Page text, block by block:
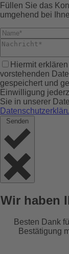
Füllen Sie das
umgehend bei
Hiermit
vorstehenden
gespeichert und
Einwilligung
Sie in unserer
Senden
Wir haben
Besten Dank
Bestätigung